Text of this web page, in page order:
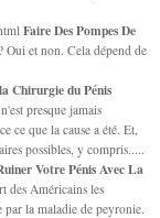
Faire Des Pompes De
Oui et non. Cela dépend de
Chirurgie du Pénis
presque jamais
ce que la cause a été. Et,
possibles, y compris.....
Votre Pénis Avec La
des Américains les
par la maladie de peyronie.